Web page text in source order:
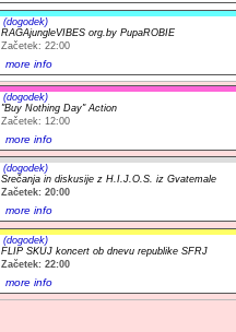
(dogodek)
RAGAjungleVIBES org.by PupaROBIE
Začetek: 22:00
more info
(dogodek)
"Buy Nothing Day" Action
Začetek: 12:00
more info
(dogodek)
Srečanja in diskusije z H.I.J.O.S. iz Gvatemale
Začetek: 20:00
more info
(dogodek)
FLIP SKUJ koncert ob dnevu republike SFRJ
Začetek: 22:00
more info